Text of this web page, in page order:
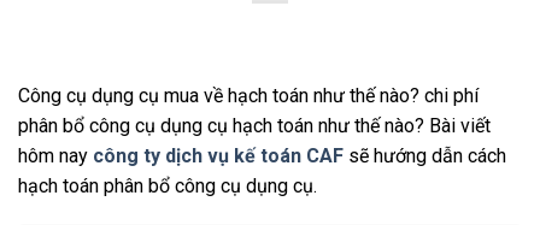
Công cụ dụng cụ mua về hạch toán như thế nào? chi phí
phân bổ công cụ dụng cụ hạch toán như thế nào? Bài viết
hôm nay công ty dịch vụ kế toán CAF sẽ hướng dẫn cách
hạch toán phân bổ công cụ dụng cụ.